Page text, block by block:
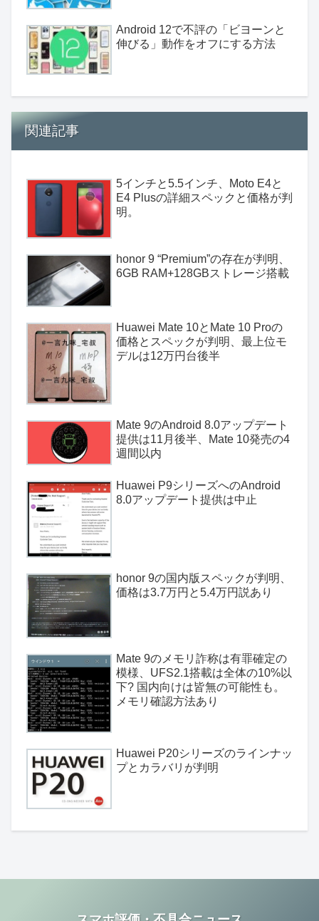
Android 12で不評の「ビヨーンと
伸びる」動作をオフにする方法
関連記事
5インチと5.5インチ、Moto E4と
E4 Plusの詳細スペックと価格が判
明。
honor 9 “Premium”の存在が判明、
6GB RAM+128GBストレージ搭載
Huawei Mate 10とMate 10 Proの
価格とスペックが判明、最上位モ
デルは12万円台後半
Mate 9のAndroid 8.0アップデート
提供は11月後半、Mate 10発売の4
週間以内
Huawei P9シリーズへのAndroid
8.0アップデート提供は中止
honor 9の国内版スペックが判明、
価格は3.7万円と5.4万円説あり
Mate 9のメモリ詐称は有罪確定の
模様、UFS2.1搭載は全体の10%以
下? 国内向けは皆無の可能性も。
メモリ確認方法あり
Huawei P20シリーズのラインナッ
プとカラバリが判明